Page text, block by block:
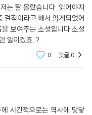
는 잘 몰랐습니다. 읽어야지
걸작이라고 해서 읽게되었어
보여주는 소설입니다.소설
일이겠죠..?
0 댓글0
시간적으로는 역사에 맞닿